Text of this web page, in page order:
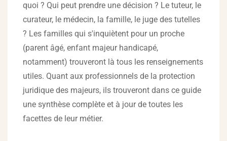
quoi ? Qui peut prendre une décision ? Le tuteur, le
curateur, le médecin, la famille, le juge des tutelles
? Les familles qui s'inquiètent pour un proche
(parent âgé, enfant majeur handicapé,
notamment) trouveront là tous les renseignements
utiles. Quant aux professionnels de la protection
juridique des majeurs, ils trouveront dans ce guide
une synthèse complète et à jour de toutes les
facettes de leur métier.